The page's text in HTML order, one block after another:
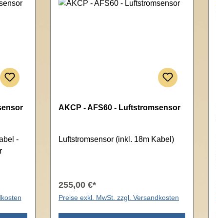
-
AKCP - AFS60 - Luftstromsensor
Luftstromsensor (inkl. 18m Kabel)
255,00 €*
Preise exkl. MwSt. zzgl. Versandkosten